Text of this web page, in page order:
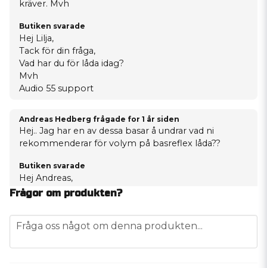
kräver. Mvh
Butiken svarade
Hej Lilja,
Tack för din fråga,
Vad har du för låda idag?
Mvh
Audio 55 support
Andreas Hedberg frågade for 1 år siden
Hej.. Jag har en av dessa basar å undrar vad ni
rekommenderar för volym på basreflex låda??
Butiken svarade
Hej Andreas,
Tack för din fråga,
rekommenderar att gå på deras förslag.
VMAXX Manual 2020 -LAF2
Frågor om produkten?
question
Fråga oss något om denna produkten...